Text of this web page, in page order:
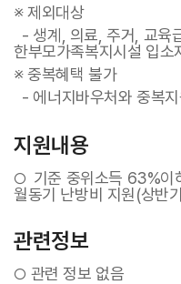
※ 제외대상
- 생계, 의료, 주거, 교육
한부모가족복지시설 입소
※ 중복혜택 불가
- 에너지바우처와 중복
지원내용
○ 기준 중위소득 63%이
월동기 난방비 지원(상반
관련정보
○ 관련 정보 없음